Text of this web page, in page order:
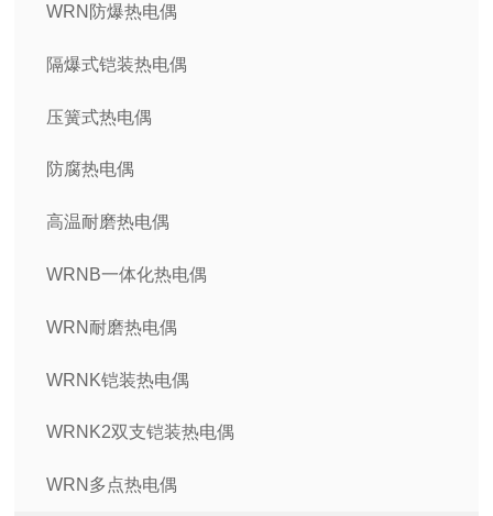
WRN防爆热电偶
隔爆式铠装热电偶
压簧式热电偶
防腐热电偶
高温耐磨热电偶
WRNB一体化热电偶
WRN耐磨热电偶
WRNK铠装热电偶
WRNK2双支铠装热电偶
WRN多点热电偶